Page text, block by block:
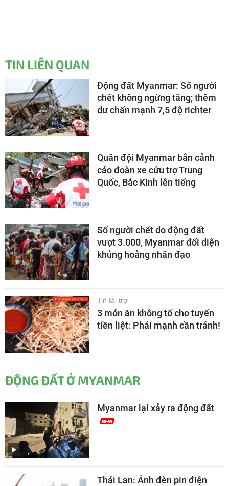
TIN LIÊN QUAN
Động đất Myanmar: Số người
chết không ngừng tăng; thêm
dư chấn mạnh 7,5 độ richter
Quân đội Myanmar bắn cảnh
cáo đoàn xe cứu trợ Trung
Quốc, Bắc Kinh lên tiếng
Số người chết do động đất
vượt 3.000, Myanmar đối diện
khủng hoảng nhân đạo
Tin tài trợ
3 món ăn không tố cho tuyến
tiền liệt: Phái mạnh cần tránh!
ĐỘNG ĐẤT Ở MYANMAR
Myanmar lại xảy ra động đất
Thái Lan: Ánh đèn pin điện